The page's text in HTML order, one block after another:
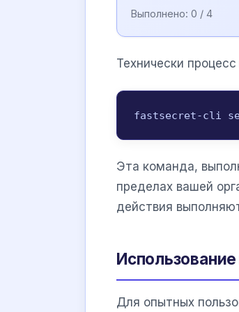
Выполнено: 0 / 4
Технически
fastsecret-cli
Эта команда,
пределах вашей
действия
Для опытных